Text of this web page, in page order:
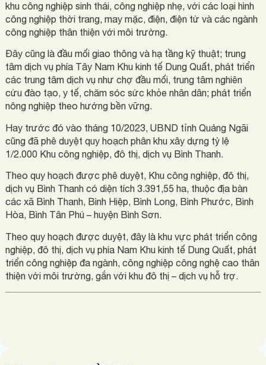
khu công nghiệp sinh thái, công nghiệp nhẹ, với các loại hình
công nghiệp thời trang, may mặc, điện, điện tử và các ngành
công nghiệp thân thiện với môi trường.
Đây cũng là đầu mối giao thông và hạ tầng kỹ thuật; trung
tâm dịch vụ phía Tây Nam Khu kinh tế Dung Quất, phát triển
các trung tâm dịch vụ như chợ đầu mối, trung tâm nghiên
cứu đào tạo, y tế, chăm sóc sức khỏe nhân dân; phát triển
nông nghiệp theo hướng bền vững.
Hay trước đó vào tháng 10/2023, UBND tỉnh Quảng Ngãi
cũng đã phê duyệt quy hoạch phân khu xây dựng tỷ lệ
1/2.000 Khu công nghiệp, đô thị, dịch vụ Bình Thanh.
Theo quy hoạch được phê duyệt, Khu công nghiệp, đô thị,
dịch vụ Bình Thanh có diện tích 3.391,55 ha, thuộc địa bàn
các xã Bình Thanh, Bình Hiệp, Bình Long, Bình Phước, Bình
Hòa, Bình Tân Phú – huyện Bình Sơn.
Theo quy hoạch được duyệt, đây là khu vực phát triển công
nghiệp, đô thị, dịch vụ phía Nam Khu kinh tế Dung Quất, phát
triển công nghiệp đa ngành, công nghiệp công nghệ cao thân
thiện với môi trường, gắn với khu đô thị – dịch vụ hỗ trợ.